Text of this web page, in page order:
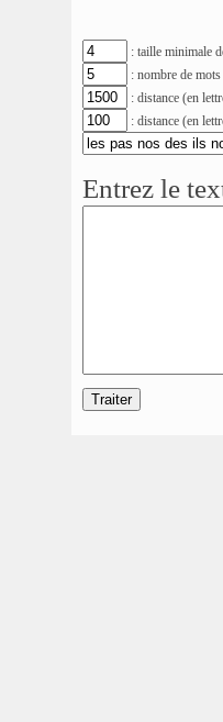
: taille minimale
: nombre de
: distance (en
: distance (en
Entrez le